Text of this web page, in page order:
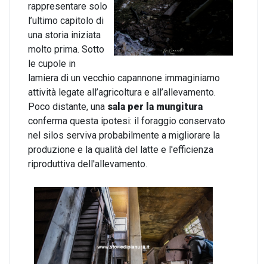
rappresentare solo
l’ultimo capitolo di
una storia iniziata
molto prima. Sotto
le cupole in
lamiera di un vecchio capannone immaginiamo
attività legate all’agricoltura e all’allevamento.
Poco distante, una sala per la mungitura
conferma questa ipotesi: il foraggio conservato
nel silos serviva probabilmente a migliorare la
produzione e la qualità del latte e l'efficienza
riproduttiva dell'allevamento.